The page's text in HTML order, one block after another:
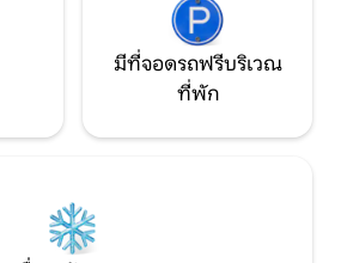
มีที่จอดรถฟรีบริเวณ
ที่พัก